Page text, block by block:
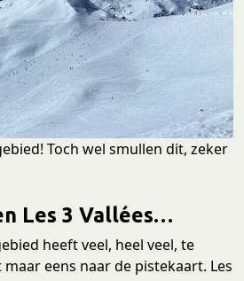
Toch wel smullen dit, zeker
Les 3 Vallées…
heeft veel, heel veel, te
eens naar de pistekaart. Les